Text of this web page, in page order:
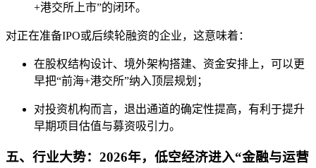
+港交所上市”的闭环。
对正在准备IPO或后续轮融资的企业，这意味着：
在股权结构设计、境外架构搭建、资金安排上，可以更
早把“前海+港交所”纳入顶层规划；
对投资机构而言，退出通道的确定性提高，有利于提升
早期项目估值与募资吸引力。
五、行业大势：2026年，低空经济进入“金融与运营